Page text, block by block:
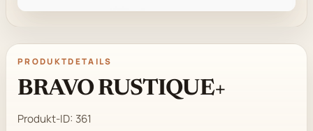
PRODUKTDETAILS
BRAVO RUSTIQUE+
Produkt-ID: 361